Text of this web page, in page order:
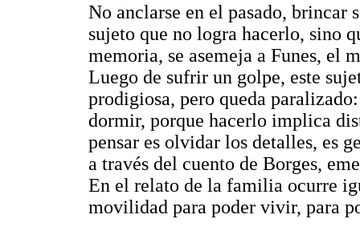
No anclarse en el pasado, brincar
sujeto que no logra hacerlo, sino
memoria, se asemeja a Funes, el
Luego de sufrir un golpe, este
prodigiosa, pero queda
dormir, porque hacerlo implica
pensar es olvidar los detalles, es
a través del cuento de Borges,
En el relato de la familia ocurre
movilidad para poder vivir, para